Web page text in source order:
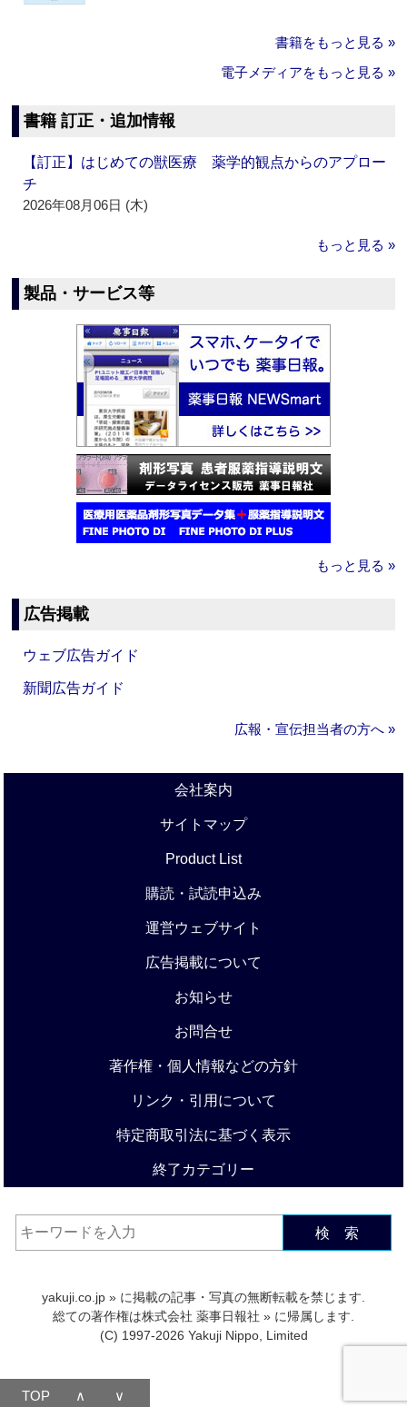
書籍をもっと見る »
電子メディアをもっと見る »
書籍 訂正・追加情報
【訂正】はじめての獣医療 薬学的観点からのアプロー
チ
2026年08月06日 (木)
もっと見る »
製品・サービス等
もっと見る »
広告掲載
ウェブ広告ガイド
新聞広告ガイド
広報・宣伝担当者の方へ »
会社案内
サイトマップ
Product List
購読・試読申込み
運営ウェブサイト
広告掲載について
お知らせ
お問合せ
著作権・個人情報などの方針
リンク・引用について
特定商取引法に基づく表示
終了カテゴリー
検 索
yakuji.co.jp » に掲載の記事・写真の無断転載を禁じます.
総ての著作権は株式会社 薬事日報社 » に帰属します.
(C) 1997-2026 Yakuji Nippo, Limited
TOP ∧ ∨